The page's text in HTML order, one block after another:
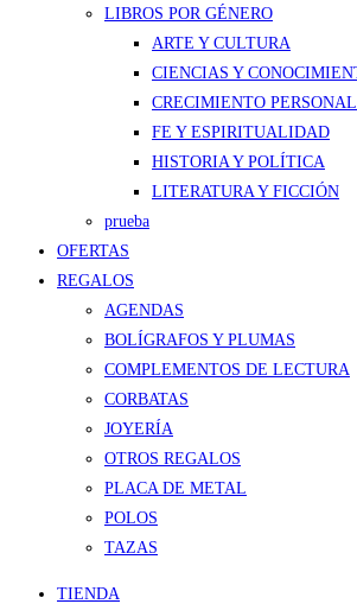
LIBROS POR GÉNERO
ARTE Y CULTURA
CIENCIAS Y
CRECIMIENTO
FE Y ESPIRITUALIDAD
HISTORIA Y POLÍTICA
LITERATURA Y FICCIÓN
prueba
OFERTAS
REGALOS
AGENDAS
BOLÍGRAFOS Y PLUMAS
COMPLEMENTOS DE LECTURA
CORBATAS
JOYERÍA
OTROS REGALOS
PLACA DE METAL
POLOS
TAZAS
TIENDA